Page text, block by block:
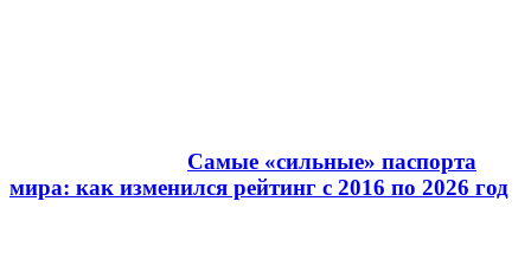
Самые «сильные» паспорта
мира: как изменился рейтинг с 2016 по 2026 год